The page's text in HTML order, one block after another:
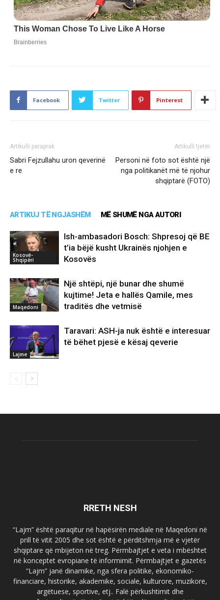
Facebook Twitter Pinterest
Artikulli paraprak
Sabri Fejzullahu uron qeverinë
e re
Artikulli tjetër
Personi në foto sot është një
nga politikanët më të njohur
shqiptarë (FOTO)
ARTIKUJ TË NGJASHËM MË SHUMË NGA AUTORI
Kosovë-
Shqipëri
Ish-ambasadori Bosch: Shpresoj që BE
t’ia bëjë kusht Ukrainës njohjen e
Kosovës
Maqedoni
Një shtëpi, një bunar dhe shumë
kujtime! Jeta e hallës Qamile, mes
traditës dhe vetmisë
Lajme
Taravari: ASH-ja nuk është e interesuar
të bëhet pjesë e kësaj qeverie
RRETH NESH
“Lajm” është paraqitur në hapësirën mediale në Maqedoni në
prill të vitit 2005 dhe sot është e përditshmja më e vjetër
shqiptare që mbijeton në treg. Përmbajtjet e veta i mbështet
në konceptet evropiane të informimit. Përmbajtjet e gazetës
“Lajm” janë dinamike, nga sfera politike, ekonomiko-
financiare, historike, akademike, sociale, kulturore, muzikore,
argëtuese, sportive, etj.. Falë përkushtimit dhe